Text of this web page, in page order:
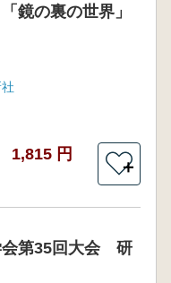
鏡の裏の世界」
1,815 円
＋
会第35回大会 研